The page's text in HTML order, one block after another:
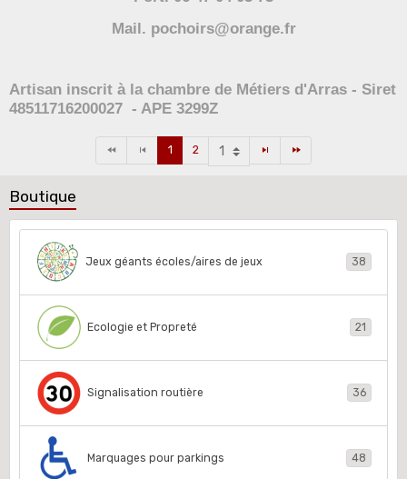
Mail. pochoirs@orange.fr
Artisan inscrit à la chambre de Métiers d'Arras - Siret
48511716200027 - APE 3299Z
1 2
Boutique
Jeux géants écoles/aires de jeux 38
Ecologie et Propreté 21
Signalisation routière 36
Marquages pour parkings 48